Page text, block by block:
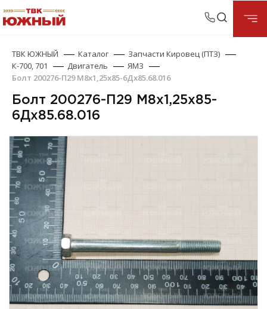
ТВК ЮЖНЫЙ Каталог
Запчасти Кировец (ПТЗ)
К-700, 701
Двигатель
ЯМЗ
Болт 200276-П29 М8х1,25х85-6Дх85.68.016
Болт 200276-П29 М8х1,25х85-
6Дх85.68.016